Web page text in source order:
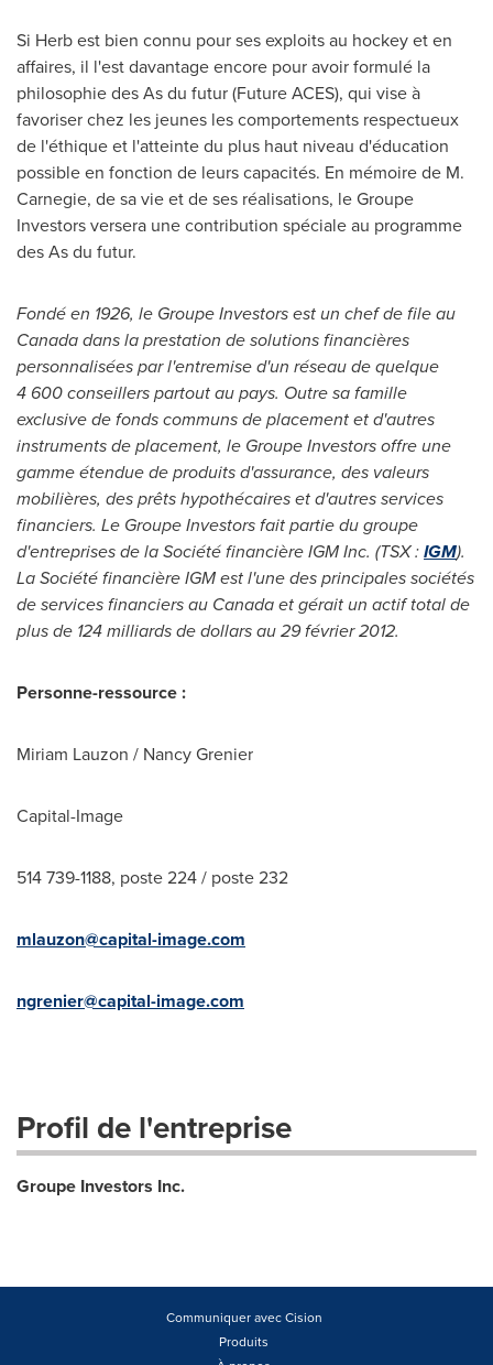
Si Herb est bien connu pour ses exploits au hockey et en
affaires, il l'est davantage encore pour avoir formulé la
philosophie des As du futur (Future ACES), qui vise à
favoriser chez les jeunes les comportements respectueux
de l'éthique et l'atteinte du plus haut niveau d'éducation
possible en fonction de leurs capacités. En mémoire de M.
Carnegie, de sa vie et de ses réalisations, le Groupe
Investors versera une contribution spéciale au programme
des As du futur.
Fondé en 1926, le Groupe Investors est un chef de file au
Canadadans la prestation de solutions financières
personnalisées par l'entremise d'un réseau de quelque
4 600 conseillers partout au pays. Outre sa famille
exclusive de fonds communs de placement et d'autres
instruments de placement, le Groupe Investors offre une
gamme étendue de produits d'assurance, des valeurs
mobilières, des prêts hypothécaires et d'autres services
financiers. Le GroupeInvestors fait partie du groupe
d'entreprises de la Société financière IGM Inc. (TSX :IGM).
La Société financière IGM est l'une des principales sociétés
de services financiers au Canadaet gérait un actif total de
plus de 124 milliards de dollars au 29 février 2012.
Personne-ressource :
Miriam Lauzon / Nancy Grenier
Capital-Image
514 739-1188, poste 224 / poste 232
mlauzon@capital-image.com
ngrenier@capital-image.com
Profil de l'entreprise
Groupe Investors Inc.
Communiquer avec Cision
Produits